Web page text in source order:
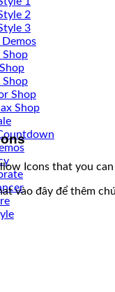
2
3
Shop
Shop
Shop
Shop
Icons that you
vào đây để thêm